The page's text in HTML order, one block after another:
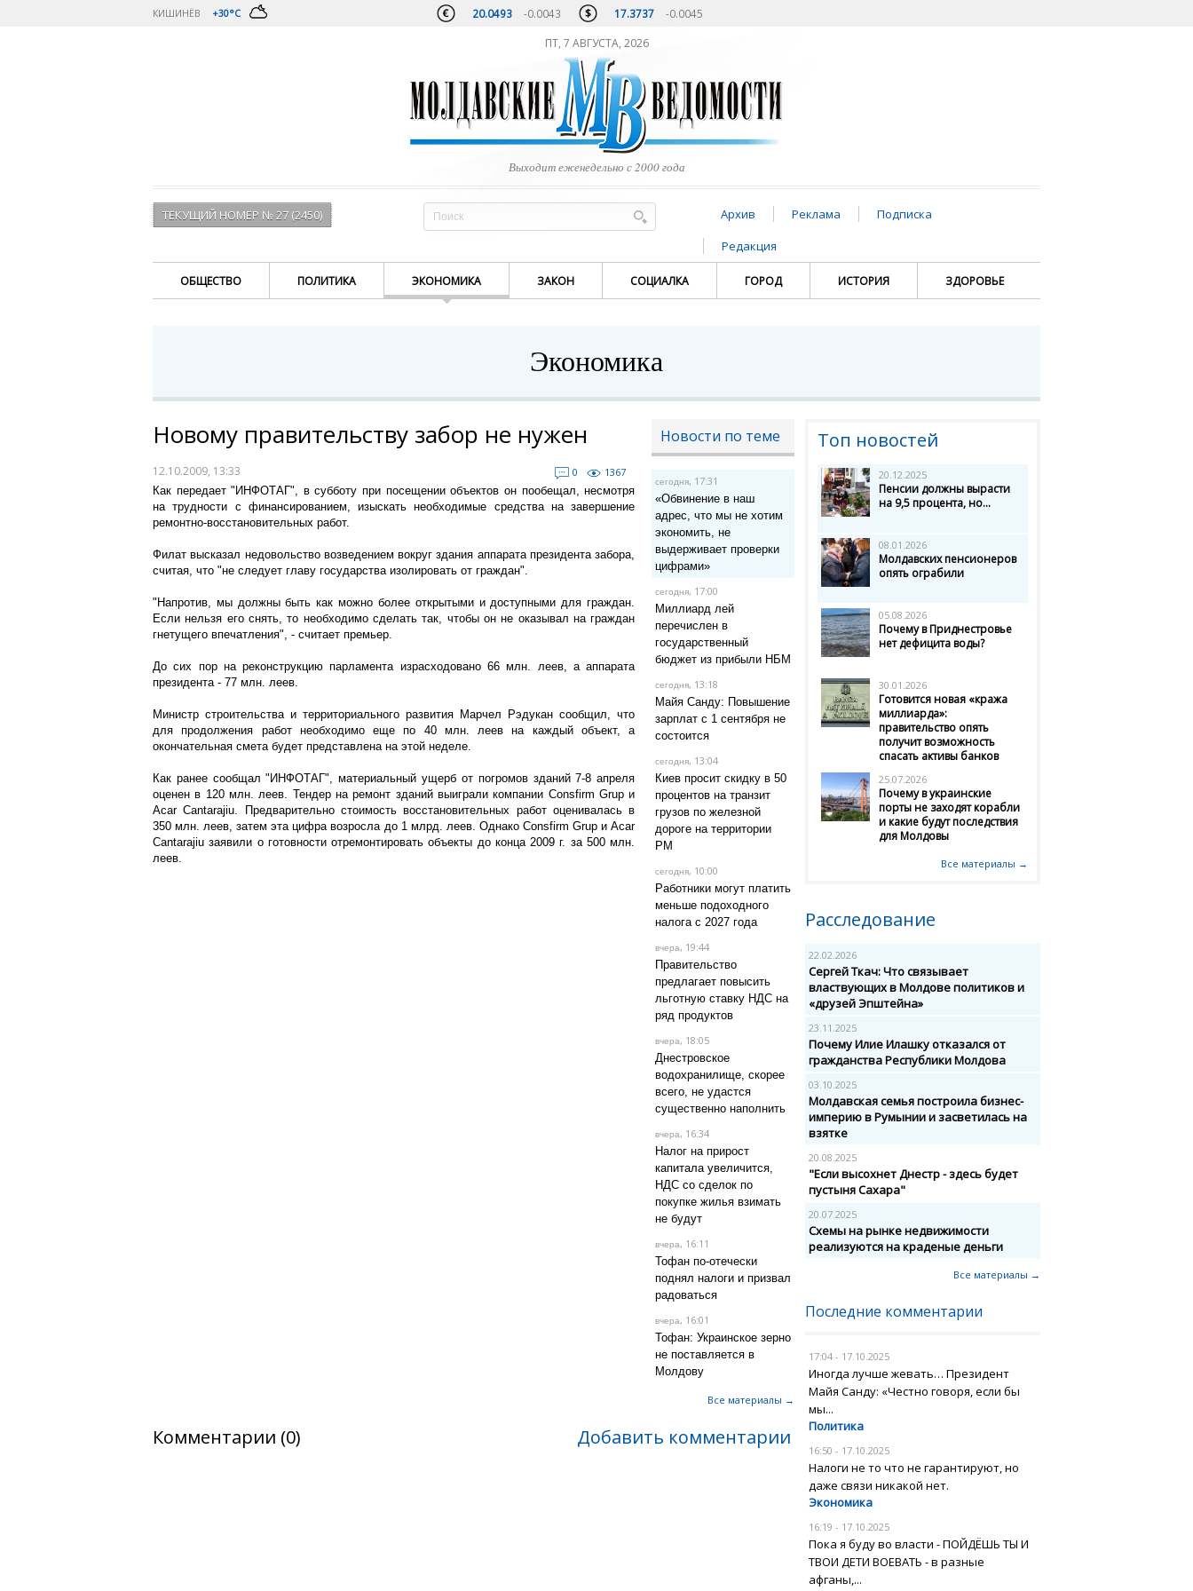
КИШИНЁВ +30°C 20.0493 -0.0043 17.3737 -0.0045
ПТ, 7 АВГУСТА, 2026
Выходит еженедельно с 2000 года
ТЕКУЩИЙ НОМЕР № 27 (2450) Архив Реклама
Подписка
Редакция
ОБЩЕСТВО ПОЛИТИКА ЭКОНОМИКА ЗАКОН СОЦИАЛКА ГОРОД ИСТОРИЯ ЗДОРОВЬЕ
Экономика
Новому правительству забор не нужен
12.10.2009, 13:33 0
1367
Как передает "ИНФОТАГ", в субботу при посещении объектов он пообещал, несмотря
на трудности с финансированием, изыскать необходимые средства на завершение
ремонтно-восстановительных работ.
Филат высказал недовольство возведением вокруг здания аппарата президента забора,
считая, что "не следует главу государства изолировать от граждан".
"Напротив, мы должны быть как можно более открытыми и доступными для граждан.
Если нельзя его снять, то необходимо сделать так, чтобы он не оказывал на граждан
гнетущего впечатления", - считает премьер.
До сих пор на реконструкцию парламента израсходовано 66 млн. леев, а аппарата
президента - 77 млн. леев.
Министр строительства и территориального развития Марчел Рэдукан сообщил, что
для продолжения работ необходимо еще по 40 млн. леев на каждый объект, а
окончательная смета будет представлена на этой неделе.
Как ранее сообщал "ИНФОТАГ", материальный ущерб от погромов зданий 7-8 апреля
оценен в 120 млн. леев. Тендер на ремонт зданий выиграли компании Consfirm Grup и
Acar Cantarajiu. Предварительно стоимость восстановительных работ оценивалась в
350 млн. леев, затем эта цифра возросла до 1 млрд. леев. Однако Consfirm Grup и Acar
Cantarajiu заявили о готовности отремонтировать объекты до конца 2009 г. за 500 млн.
леев.
Новости по теме
сегодня, 17:31
«Обвинение в наш
адрес, что мы не хотим
экономить, не
выдерживает проверки
цифрами»
сегодня, 17:00
Миллиард лей
перечислен в
государственный
бюджет из прибыли НБМ
сегодня, 13:18
Майя Санду: Повышение
зарплат с 1 сентября не
состоится
сегодня, 13:04
Киев просит скидку в 50
процентов на транзит
грузов по железной
дороге на территории
РМ
сегодня, 10:00
Работники могут платить
меньше подоходного
налога с 2027 года
вчера, 19:44
Правительство
предлагает повысить
льготную ставку НДС на
ряд продуктов
вчера, 18:05
Днестровское
водохранилище, скорее
всего, не удастся
существенно наполнить
вчера, 16:34
Налог на прирост
капитала увеличится,
НДС со сделок по
покупке жилья взимать
не будут
вчера, 16:11
Тофан по-отечески
поднял налоги и призвал
радоваться
вчера, 16:01
Тофан: Украинское зерно
не поставляется в
Молдову
Все материалы →
Комментарии (0) Добавить комментарии
Топ новостей
20.12.2025
Пенсии должны вырасти
на 9,5 процента, но...
08.01.2026
Молдавских пенсионеров
опять ограбили
05.08.2026
Почему в Приднестровье
нет дефицита воды?
30.01.2026
Готовится новая «кража
миллиарда»:
правительство опять
получит возможность
спасать активы банков
25.07.2026
Почему в украинские
порты не заходят корабли
и какие будут последствия
для Молдовы
Все материалы →
Расследование
22.02.2026
Сергей Ткач: Что связывает
властвующих в Молдове политиков и
«друзей Эпштейна»
23.11.2025
Почему Илие Илашку отказался от
гражданства Республики Молдова
03.10.2025
Молдавская семья построила бизнес-
империю в Румынии и засветилась на
взятке
20.08.2025
"Если высохнет Днестр - здесь будет
пустыня Сахара"
20.07.2025
Схемы на рынке недвижимости
реализуются на краденые деньги
Все материалы →
Последние комментарии
17:04 - 17.10.2025
Иногда лучше жевать… Президент
Майя Санду: «Честно говоря, если бы
мы...
Политика
16:50 - 17.10.2025
Налоги не то что не гарантируют, но
даже связи никакой нет.
Экономика
16:19 - 17.10.2025
Пока я буду во власти - ПОЙДЁШЬ ТЫ И
ТВОИ ДЕТИ ВОЕВАТЬ - в разные
афганы,...